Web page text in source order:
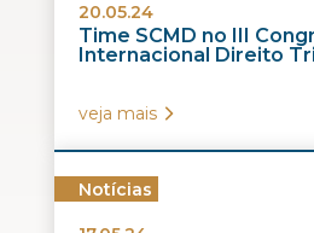
20.05.24
Time SCMD no III
Internacional Direito
veja mais
Notícias